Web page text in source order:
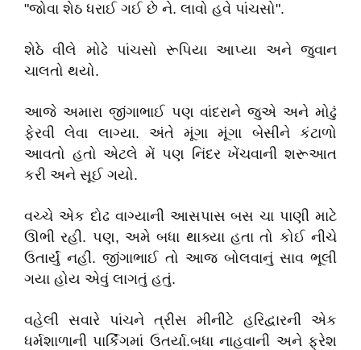
"જોવા શેઠ ધરાઈ ગઈ છે ને. લાવો હવે પાંચસો".
શેઠે વીલે મોઢે પાંચસો રૂપિયા આપ્યા અને જુવાન
ચાલતો થયો.
આજે અમારા જીંગાભાઈ પણ વાંદરાને જુએ અને મોઢું
ફેરવી લેવા લાગ્યા. અંતે મૂંગા મૂંગા બેસીને કંટાળો
આવતો હતો એટલે મેં પણ નિંદર ખેંચવાની શરૂઆત
કરી અને સૂઈ ગયો.
વચ્ચે એક દોઢ વાગ્યાની આસપાસ બસ ચા પાણી માટે
ઊભી રહી. પણ, અમે બધા થાક્યા હતા તો કોઈ નીચે
ઉતાર્યું નહીં. જીંગાભાઈ તો આજ બોલવાનું સાવ ભૂલી
ગયા હોય એવું લાગતું હતું.
વહેલી સવારે પાંચને ત્રીસ મીનીટે હરિદ્વારની એક
ધર્મશાળાની પાર્કિંગમાં ઉતર્યા.બધા નાહવાની અને ફ્રેશ